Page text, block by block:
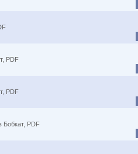
PDF
PDF
Бобкат, PDF